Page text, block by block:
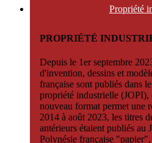
Propriété
PROPRIÉTÉ
Depuis le 1er septembre
d'invention, dessins et
française sont publiés dans
propriété industrielle
nouveau format permet une
2014 à août 2023, les titres
antérieurs étaient publiés au
Polynésie française "papier".